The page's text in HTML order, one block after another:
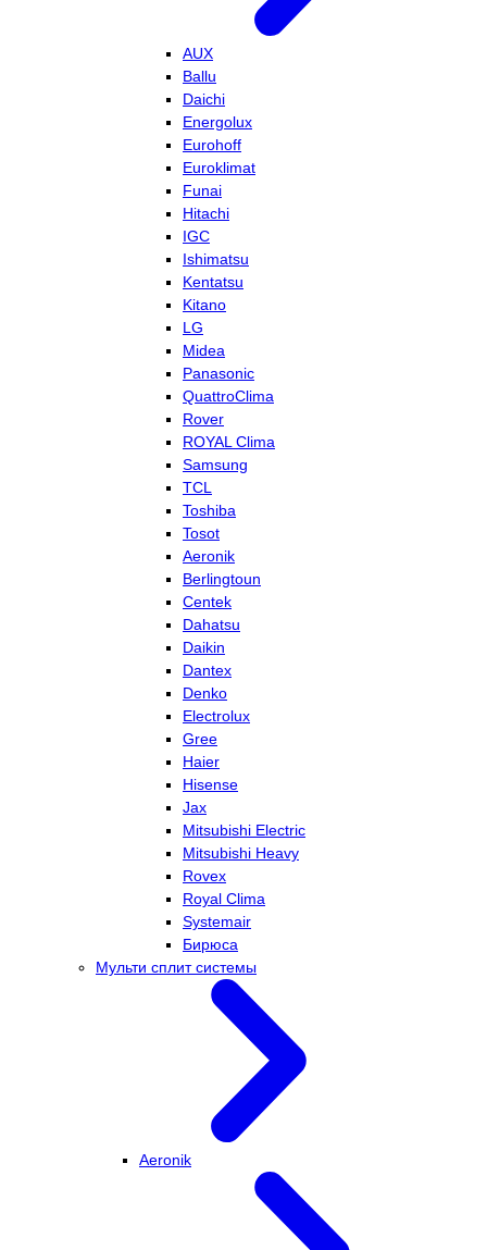
AUX
Ballu
Daichi
Energolux
Eurohoff
Euroklimat
Funai
Hitachi
IGC
Ishimatsu
Kentatsu
Kitano
LG
Midea
Panasonic
QuattroClima
Rover
ROYAL Clima
Samsung
TCL
Toshiba
Tosot
Aeronik
Berlingtoun
Centek
Dahatsu
Daikin
Dantex
Denko
Electrolux
Gree
Haier
Hisense
Jax
Mitsubishi Electric
Mitsubishi Heavy
Rovex
Royal Clima
Systemair
Бирюса
Мульти сплит системы
Aeronik